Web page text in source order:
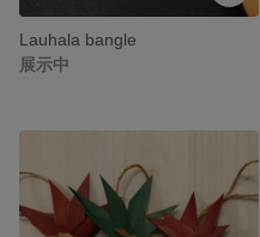
Lauhala bangle
展示中